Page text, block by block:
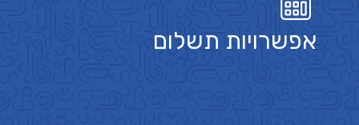
אפשרויות תשלום